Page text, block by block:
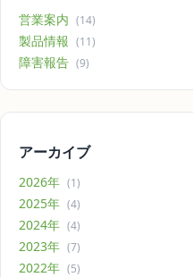
営業案内 (14)
製品情報 (11)
障害報告 (9)
アーカイブ
2026年 (1)
2025年 (4)
2024年 (4)
2023年 (7)
2022年 (5)